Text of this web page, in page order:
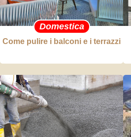
Domestica
Come pulire i balconi e i terrazzi